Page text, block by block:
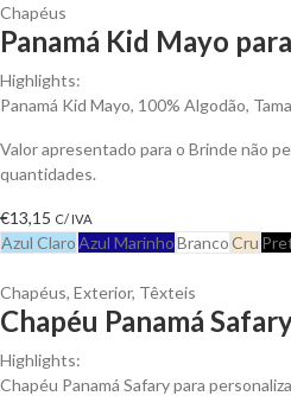
Chapéus
Panamá Kid Mayo
Highlights:
Panamá Kid Mayo, 100% Algodão,
Valor apresentado para o Brinde não
quantidades.
€13,15 C/ IVA
Azul ClaroAzul MarinhoBrancoCru
Chapéus, Exterior, Têxteis
Chapéu Panamá
Highlights:
Chapéu Panamá Safary para